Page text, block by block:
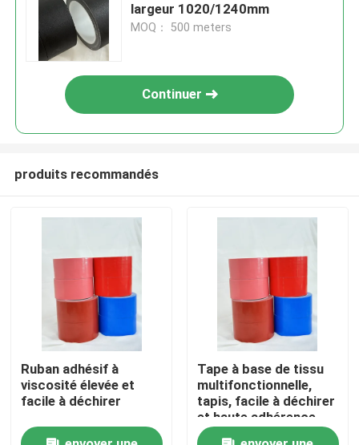
Aperçu
largeur 1020/1240mm
MOQ： 500 meters
Continuer
produits recommandés
Ruban adhésif à
viscosité élevée et
facile à déchirer
Tape à base de tissu
multifonctionnelle,
tapis, facile à déchirer
et haute adhérence